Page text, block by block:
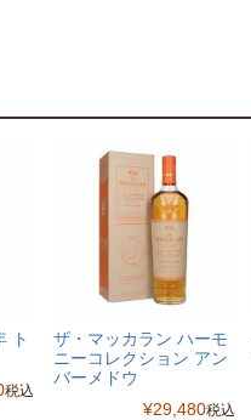
ト
税込
ザ・マッカラン ハーモ
ニーコレクション アン
バーメドウ
¥29,480税込